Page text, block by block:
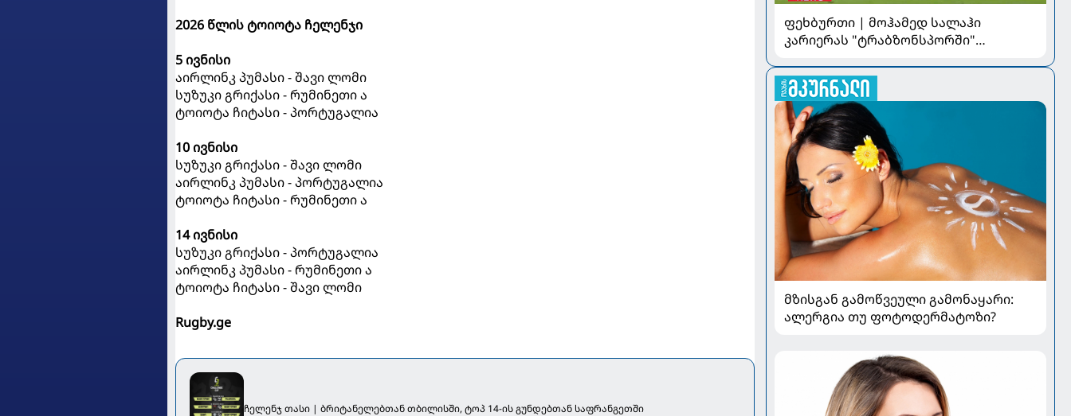
2026 წლის ტოიოტა ჩელენჯი
5 ივნისი
აირლინკ პუმასი - შავი ლომი
სუზუკი გრიქასი - რუმინეთი ა
ტოიოტა ჩიტასი - პორტუგალია
10 ივნისი
სუზუკი გრიქასი - შავი ლომი
აირლინკ პუმასი - პორტუგალია
ტოიოტა ჩიტასი - რუმინეთი ა
14 ივნისი
სუზუკი გრიქასი - პორტუგალია
აირლინკ პუმასი - რუმინეთი ა
ტოიოტა ჩიტასი - შავი ლომი
Rugby.ge
ჩელენჯ თასი | ბრიტანელებთან თბილისში, ტოპ 14-ის გუნდებთან საფრანგეთში
ფეხბურთი | მოჰამედ სალაჰი
კარიერას "ტრაბზონსპორში"
მზისგან გამოწვეული გამონაყარი:
ალერგია თუ ფოტოდერმატოზი?